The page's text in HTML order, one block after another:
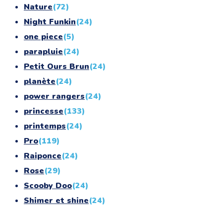
Nature(72)
Night Funkin(24)
one piece(5)
parapluie(24)
Petit Ours Brun(24)
planète(24)
power rangers(24)
princesse(133)
printemps(24)
Pro(119)
Raiponce(24)
Rose(29)
Scooby Doo(24)
Shimer et shine(24)